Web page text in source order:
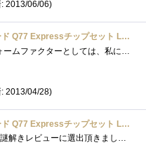
2013/06/06)
チップセット LGA1155 BOXDQ77MK 【Micro-ATX】
2013/04/28)
チップセット LGA1155 BOXDQ77MK 【Micro-ATX】